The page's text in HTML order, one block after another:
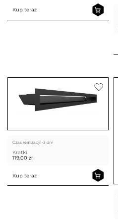
Kup teraz
Czas realizacji1-3 dni
Kratki
119,00 zł
Kup teraz